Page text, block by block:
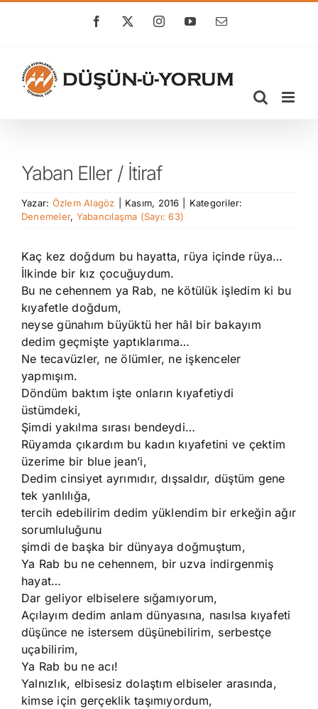
Facebook
X InstagramYouTube
E-
Yaban Eller / İtiraf
Yazar: Özlem Alagöz Kasım, 2016
Kategoriler:
Denemeler, Yabancılaşma (Sayı: 63)
Kaç kez doğdum bu hayatta, rüya içinde rüya…
İlkinde bir kız çocuğuydum.
Bu ne cehennem ya Rab, ne kötülük işledim ki bu
kıyafetle doğdum,
neyse günahım büyüktü her hâl bir bakayım
dedim geçmişte yaptıklarıma…
Ne tecavüzler, ne ölümler, ne işkenceler
yapmışım.
Döndüm baktım işte onların kıyafetiydi
üstümdeki,
Şimdi yakılma sırası bendeydi…
Rüyamda çıkardım bu kadın kıyafetini ve çektim
üzerime bir blue jean’i,
Dedim cinsiyet ayrımıdır, dışsaldır, düştüm gene
tek yanlılığa,
tercih edebilirim dedim yüklendim bir erkeğin ağır
sorumluluğunu
şimdi de başka bir dünyaya doğmuştum,
Ya Rab bu ne cehennem, bir uzva indirgenmiş
hayat…
Dar geliyor elbiselere sığamıyorum,
Açılayım dedim anlam dünyasına, nasılsa kıyafeti
düşünce ne istersem düşünebilirim, serbestçe
uçabilirim,
Ya Rab bu ne acı!
Yalnızlık, elbisesiz dolaştım elbiseler arasında,
kimse için gerçeklik taşımıyordum,